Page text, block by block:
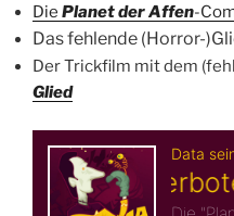
Die Planet der Affen-
Das fehlende (Horror-
Der Trickfilm mit dem
Glied